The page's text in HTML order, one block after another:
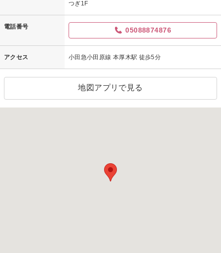
つぎ1F
電話番号 05088874876
アクセス 小田急小田原線 本厚木駅 徒歩5分
地図アプリで見る